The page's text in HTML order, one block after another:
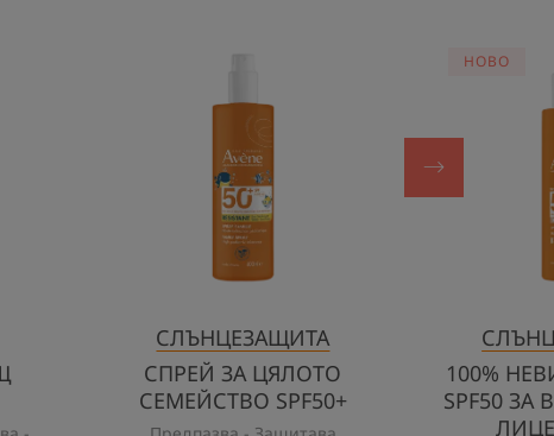
ЦЯЛОТО
SPF50+
СЛЪНЦЕЗАЩИТА
СПРЕЙ ЗА ЦЯЛОТО
СЕМЕЙСТВО SPF50+
HOBO
100%
SPF50 ЗА